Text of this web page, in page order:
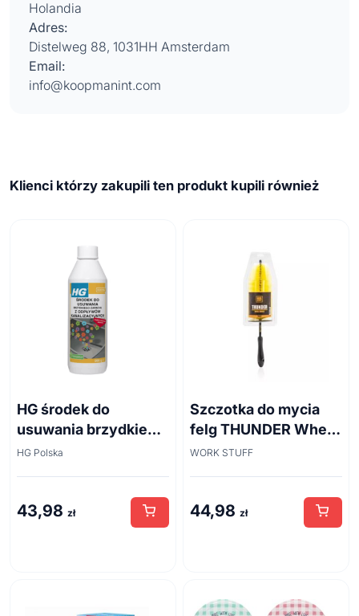
Holandia
Adres:
Distelweg 88, 1031HH Amsterdam
Email:
info@koopmanint.com
Klienci którzy zakupili ten produkt kupili również
HG środek do
usuwania brzydkiego
zapachu z odpływów
HG Polska
43,98 zł
Szczotka do mycia
felg THUNDER Wheel
Brush 45cm
WORK STUFF
44,98 zł